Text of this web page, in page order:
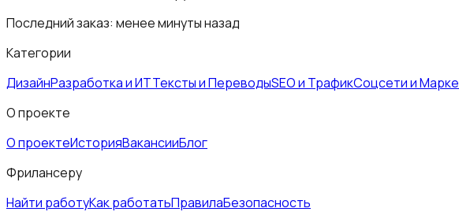
Последний заказ: менее минуты назад
Категории
ДизайнРазработка и ИТТексты и ПереводыSEO и ТрафикСоцсети и
О проекте
О проектеИсторияВакансииБлог
Фрилансеру
Найти работуКак работатьПравилаБезопасность